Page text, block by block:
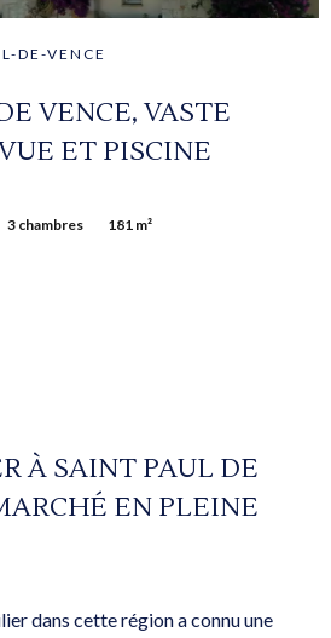
DE-VENCE
VENCE, VASTE
ET PISCINE
3 chambres 181 m²
À SAINT PAUL DE
EN PLEINE
dans cette région a connu une